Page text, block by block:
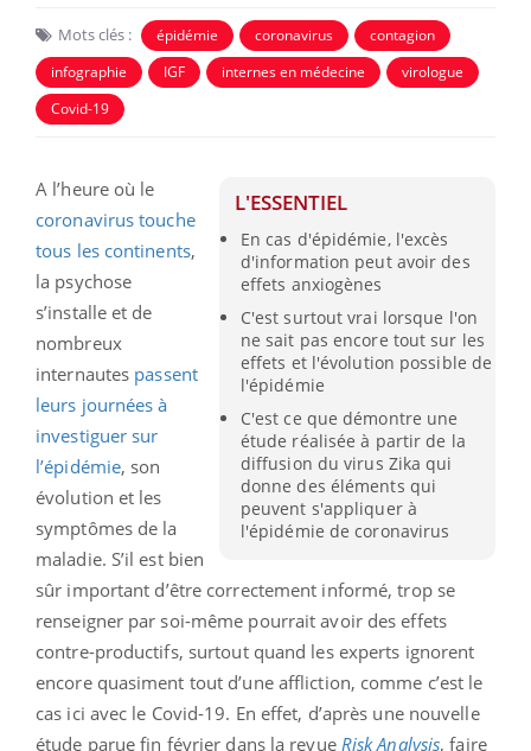
Mots clés : épidémie coronavirus
contagion
infographie
IGF internes en médecine
virologue
Covid-19
L'ESSENTIEL
En cas d'épidémie, l'excès
d'information peut avoir des
effets anxiogènes
C'est surtout vrai lorsque l'on
ne sait pas encore tout sur les
effets et l'évolution possible de
l'épidémie
C'est ce que démontre une
étude réalisée à partir de la
diffusion du virus Zika qui
donne des éléments qui
peuvent s'appliquer à
l'épidémie de coronavirus
A l’heure où le
coronavirus touche
tous les continents,
la psychose
s’installe et de
nombreux
internautes passent
leurs journées à
investiguer sur
l’épidémie, son
évolution et les
symptômes de la
maladie. S’il est bien
sûr important d’être correctement informé, trop se
renseigner par soi-même pourrait avoir des effets
contre-productifs, surtout quand les experts ignorent
encore quasiment tout d’une affliction, comme c’est le
cas ici avec le Covid-19. En effet, d’après une nouvelle
étude parue fin février dans la revue Risk Analysis, faire